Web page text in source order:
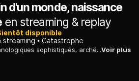
d'un monde, naissance
en streaming & replay
disponible
streaming
Catastrophe
A l'aide de moyens technologiques sophistiqués, archéologues et historiens évoquent le rayonnement de la civilisation minoenne, anéantie par une éruption volcanique.Voir plus